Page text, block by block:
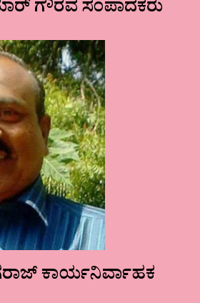
ಗೌರವ ಸಂಪಾದಕರು
ಕಾರ್ಯನಿರ್ವಾಹಕ